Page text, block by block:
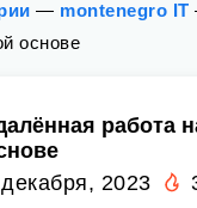
— montenegro IT
основе
работа
2023